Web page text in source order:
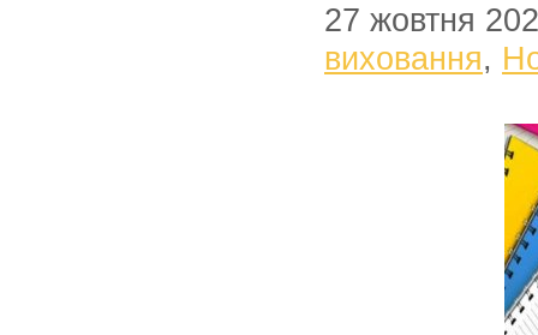
27 жовтня
виховання,